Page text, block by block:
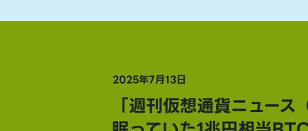
2025年7月13日
「週刊仮想通貨ニュー